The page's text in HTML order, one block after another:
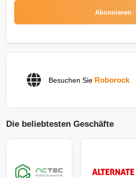
Abonnieren
Besuchen Sie Roborock
Die beliebtesten Geschäfte